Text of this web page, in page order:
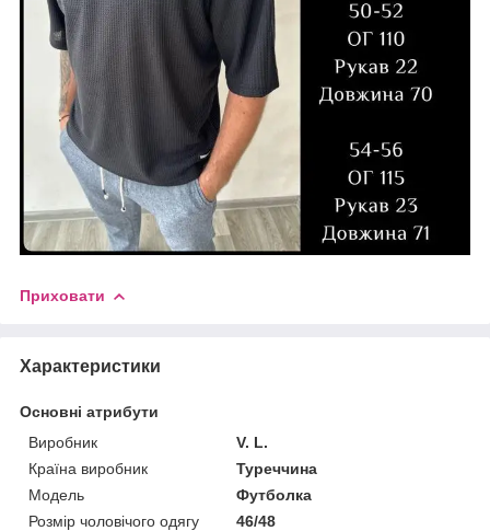
Приховати
Характеристики
Основні атрибути
Виробник
V. L.
Країна виробник
Туреччина
Модель
Футболка
Розмір чоловічого одягу
46/48